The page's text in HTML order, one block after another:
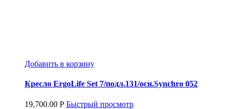
Добавить в корзину
Кресло ErgoLife Set 7/подл.131/осн.Synchro 052
19,700.00 Р Быстрый просмотр